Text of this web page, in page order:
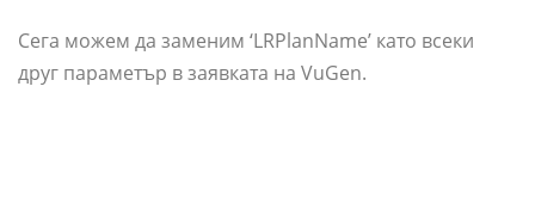
Сега можем да заменим ‘LRPlanName’ като всеки
друг параметър в заявката на VuGen.